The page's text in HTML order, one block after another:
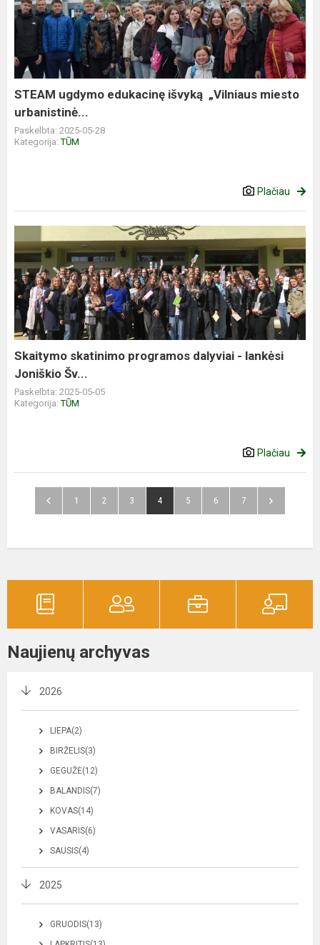
STEAM ugdymo edukacinę išvyką „Vilniaus miesto
urbanistinė...
Paskelbta: 2025-05-28
Kategorija:TŪM
Plačiau
Skaitymo skatinimo programos dalyviai - lankėsi
Joniškio Šv...
Paskelbta: 2025-05-05
Kategorija:TŪM
Plačiau
1 2 3 4 5 6 7
Naujienų archyvas
2026
LIEPA(2)
BIRŽELIS(3)
GEGUŽĖ(12)
BALANDIS(7)
KOVAS(14)
VASARIS(6)
SAUSIS(4)
2025
GRUODIS(13)